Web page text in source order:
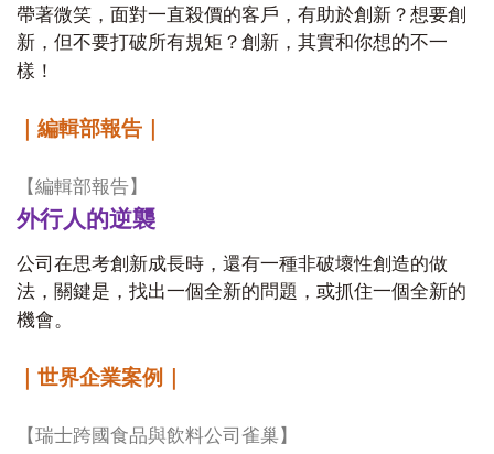
帶著微笑，面對一直殺價的客戶，有助於創新？想要創
新，但不要打破所有規矩？創新，其實和你想的不一
樣！
｜編輯部報告｜
【編輯部報告】
外行人的逆襲
公司在思考創新成長時，還有一種非破壞性創造的做
法，關鍵是，找出一個全新的問題，或抓住一個全新的
機會。
｜世界企業案例｜
【瑞士跨國食品與飲料公司雀巢】